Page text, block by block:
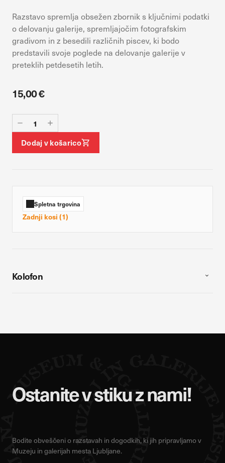
Razstavo spremlja obsežen zbornik s ključnimi podatki
o delovanju galerije, spremljajočim fotografskim
gradivom in z besedili različnih piscev, ki bodo
predstavili svoje poglede na delovanje galerije v
preteklih petdesetih letih.
15,00 €
Dodaj v košarico
Spletna trgovina
Zadnji kosi (1)
Kolofon
Ostanite v stiku z nami!
Bodite obveščeni o razstavah in dogodkih, ki jih pripravljamo v
Muzeju in galerijah mesta Ljubljane.
oglasov na drugih spletnih mestih. Pri delu uporabljajo
edinstveno prepoznavanje vašega brskalnika in naprave. Če
zavrnete uporabo teh piškotkov, ne boste deležni našega
ciljnega spletnega oglaševanja.